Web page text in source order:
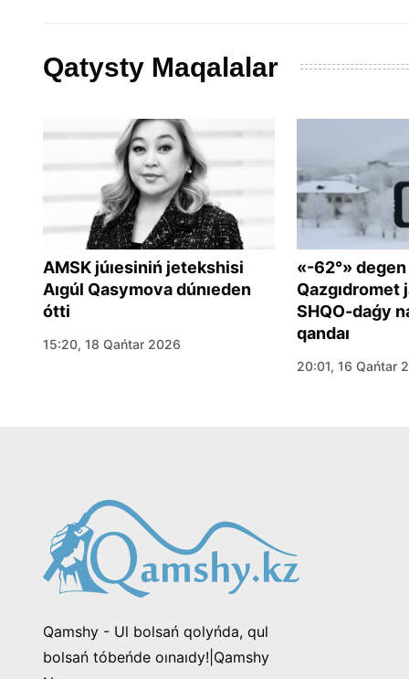
Qatysty Maqalalar
AMSK júıesiniń jetekshisi
Aıgúl Qasymova dúnıeden
ótti
15:20, 18 Qańtar 2026
«-62°» degen
Qazgıdromet
SHQO-daǵy
qandaı
20:01, 16 Qańtar
Qamshy - Ul bolsań qolyńda, qul
bolsań tóbeńde oınaıdy!|Qamshy